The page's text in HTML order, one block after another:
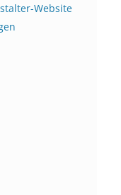
Website